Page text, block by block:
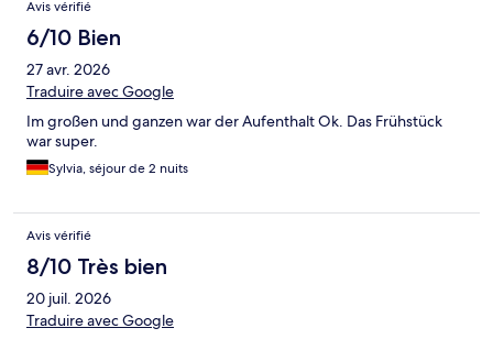
Avis vérifié
6/10 Bien
27 avr. 2026
Traduire avec Google
Im großen und ganzen war der Aufenthalt Ok. Das Frühstück
war super.
Sylvia, séjour de 2 nuits
Avis vérifié
8/10 Très bien
20 juil. 2026
Traduire avec Google